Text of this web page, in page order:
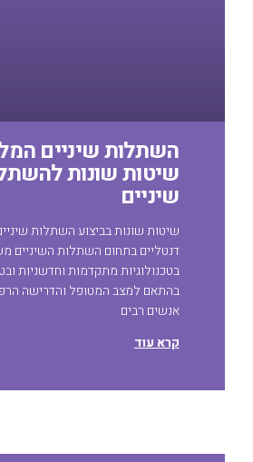
השתלות שיניים
שיטות שונות
שיניים
שיטות שונות בביצוע השתלות
דנטליים בתחום השתלות השיניים
בטכנולוגיות מתקדמות וחדשניות
בהתאם למצב המטופל והדרישה
אנשים רבים
קרא עוד